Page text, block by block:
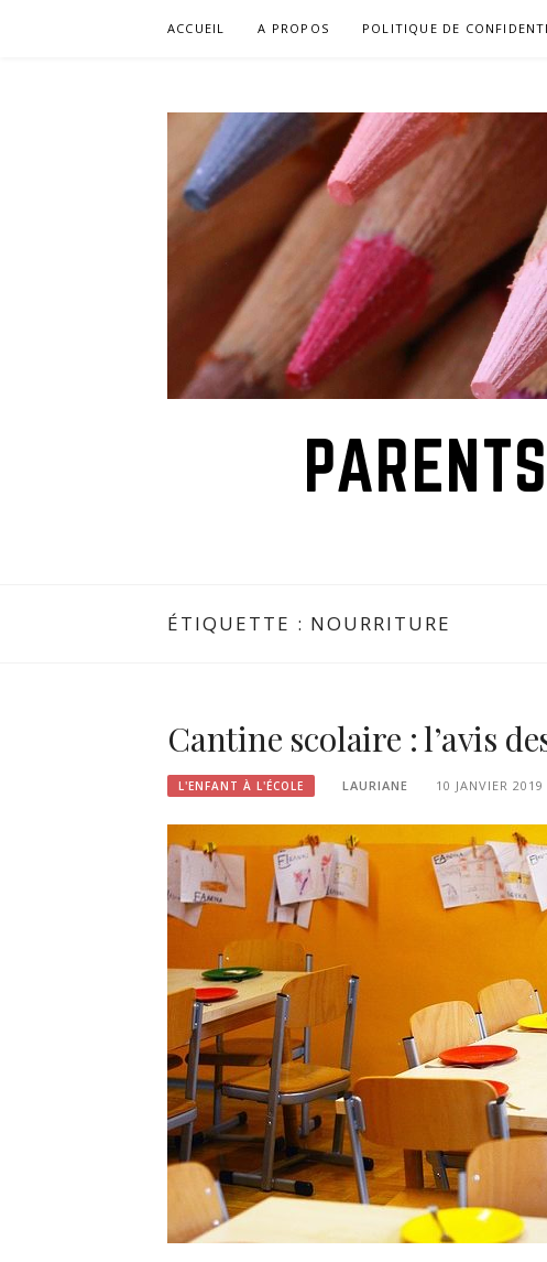
ACCUEIL A PROPOS POLITIQUE DE
ÉTIQUETTE : NOURRITURE
Cantine scolaire : l’avis
L'ENFANT À L'ÉCOLE LAURIANE 10 JANVIER 2019